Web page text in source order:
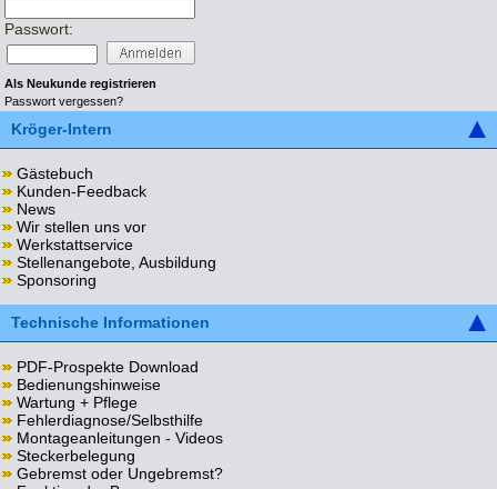
Passwort:
Als Neukunde registrieren
Passwort vergessen?
Kröger-Intern
Gästebuch
Kunden-Feedback
News
Wir stellen uns vor
Werkstattservice
Stellenangebote, Ausbildung
Sponsoring
Technische Informationen
PDF-Prospekte Download
Bedienungshinweise
Wartung + Pflege
Fehlerdiagnose/Selbsthilfe
Montageanleitungen - Videos
Steckerbelegung
Gebremst oder Ungebremst?